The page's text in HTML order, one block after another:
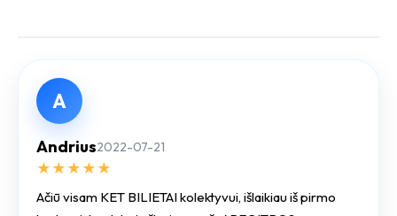
A
Andrius2022-07-21
★ ★ ★ ★ ★
Ačiū visam KET BILIETAI kolektyvui, išlaikiau iš pirmo